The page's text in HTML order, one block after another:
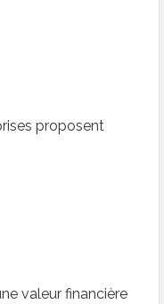
proposent
valeur financière